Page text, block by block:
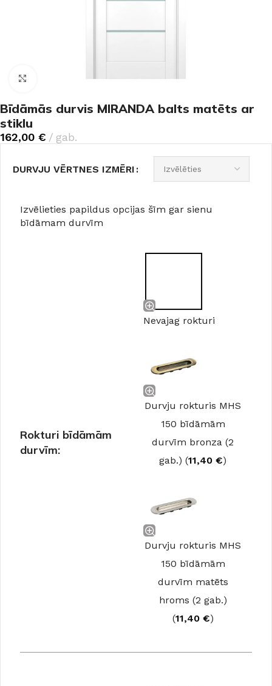
Noklikšķiniet, lai palielinātu
Bīdāmās durvis MIRANDA balts matēts ar
stiklu
162,00 € gab.
DURVJU VĒRTNES IZMĒRI
Izvēlieties papildus opcijas šīm gar sienu
bīdāmam durvīm
Rokturi bīdāmām
durvīm:
Nevajag rokturi
Durvju rokturis MHS
150 bīdāmām
durvīm bronza (2
gab.) (11,40 €)
Durvju rokturis MHS
150 bīdāmām
durvīm matēts
hroms (2 gab.)
(11,40 €)